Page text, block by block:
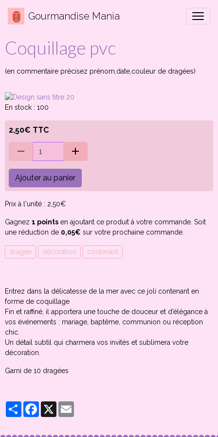
Gourmandise Mania
Coquillage pvc
(en commentaire précisez prénom,date,couleur de dragées)
En stock : 100
2,50€ TTC
Ajouter au panier
Prix à l'unité : 2,50€
Gagnez 1 points en ajoutant ce produit à votre commande. Soit
une réduction de 0,05€ sur votre prochaine commande.
dragée décoration contenant
Entrez dans la délicatesse de la mer avec ce joli contenant en
forme de coquillage
Fin et raffiné, il apportera une touche de douceur et d’élégance à
vos événements : mariage, baptême, communion ou réception
chic.
Un détail subtil qui charmera vos invités et sublimera votre
décoration.
Garni de 10 dragées
PartagerFacebook
X